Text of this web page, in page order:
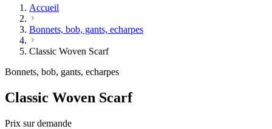
Accueil
Bonnets, bob, gants, echarpes
Classic Woven Scarf
Bonnets, bob, gants, echarpes
Classic Woven Scarf
Prix sur demande